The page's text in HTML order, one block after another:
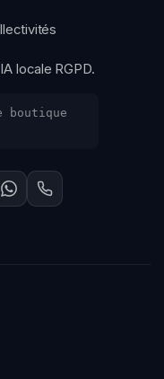
locale RGPD.
boutique